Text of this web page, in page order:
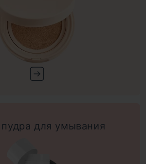
для умывания